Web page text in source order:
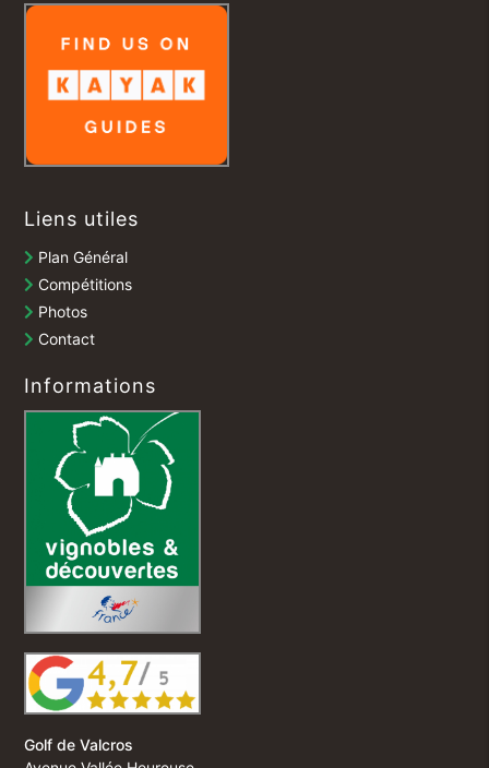
Liens utiles
Plan Général
Compétitions
Photos
Contact
Informations
Golf de Valcros